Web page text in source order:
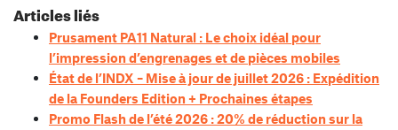
Articles liés
Prusament PA11 Natural : Le choix idéal pour
l’impression d’engrenages et de pièces mobiles
État de l’INDX – Mise à jour de juillet 2026 : Expédition
de la Founders Edition + Prochaines étapes
Promo Flash de l’été 2026 : 20% de réduction sur la